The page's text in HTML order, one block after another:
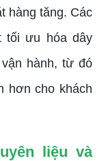
hàng tăng. Các
tối ưu hóa dây
hành, từ đó
hơn cho khách
liệu và